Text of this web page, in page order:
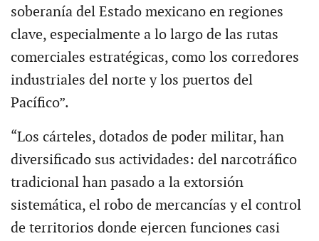
soberanía del Estado mexicano en regiones
clave, especialmente a lo largo de las rutas
comerciales estratégicas, como los corredores
industriales del norte y los puertos del
Pacífico”.
“Los cárteles, dotados de poder militar, han
diversificado sus actividades: del narcotráfico
tradicional han pasado a la extorsión
sistemática, el robo de mercancías y el control
de territorios donde ejercen funciones casi